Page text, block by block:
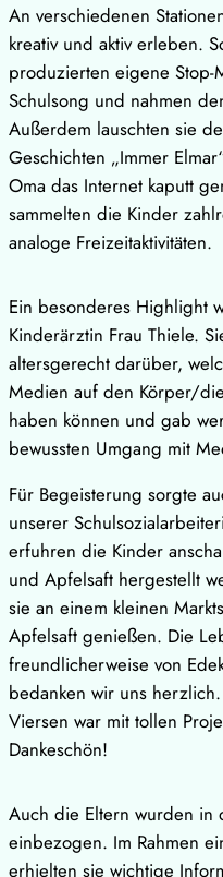
An verschiedenen
kreativ und aktiv erleben.
produzierten eigene Stop-
Schulsong und nahmen
Außerdem lauschten sie
Geschichten „Immer
Oma das Internet kaputt
sammelten die Kinder
analoge Freizeitaktivitäten.
Ein besonderes Highlight
Kinderärztin Frau Thiele.
altersgerecht darüber,
Medien auf den Körper/
haben können und gab
bewussten Umgang mit
Für Begeisterung sorgte
unserer
erfuhren die Kinder
und Apfelsaft hergestellt
sie an einem kleinen
Apfelsaft genießen. Die
freundlicherweise von
bedanken wir uns
Viersen war mit tollen
Dankeschön!
Auch die Eltern wurden in
einbezogen. Im Rahmen
erhielten sie wichtige